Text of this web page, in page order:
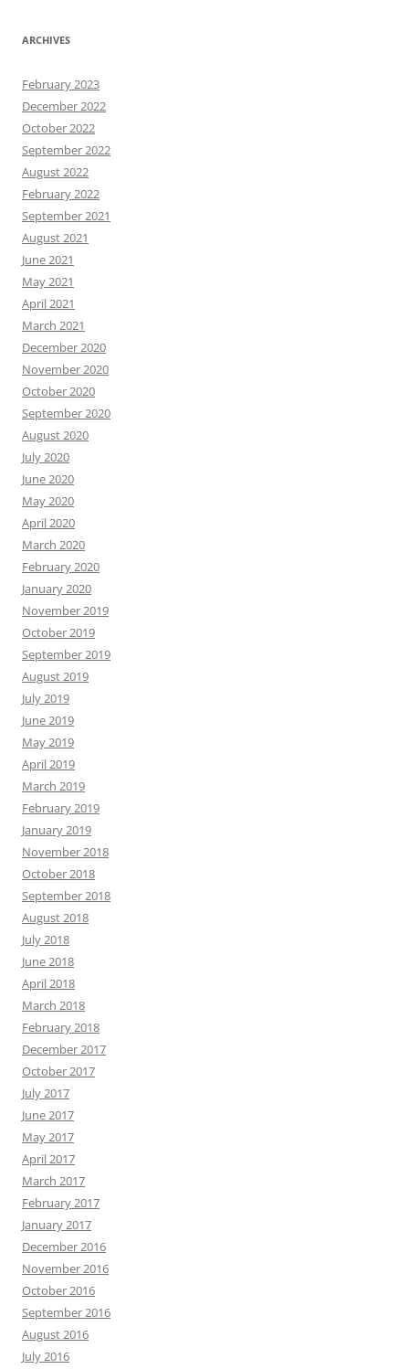
ARCHIVES
February 2023
December 2022
October 2022
September 2022
August 2022
February 2022
September 2021
August 2021
June 2021
May 2021
April 2021
March 2021
December 2020
November 2020
October 2020
September 2020
August 2020
July 2020
June 2020
May 2020
April 2020
March 2020
February 2020
January 2020
November 2019
October 2019
September 2019
August 2019
July 2019
June 2019
May 2019
April 2019
March 2019
February 2019
January 2019
November 2018
October 2018
September 2018
August 2018
July 2018
June 2018
April 2018
March 2018
February 2018
December 2017
October 2017
July 2017
June 2017
May 2017
April 2017
March 2017
February 2017
January 2017
December 2016
November 2016
October 2016
September 2016
August 2016
July 2016